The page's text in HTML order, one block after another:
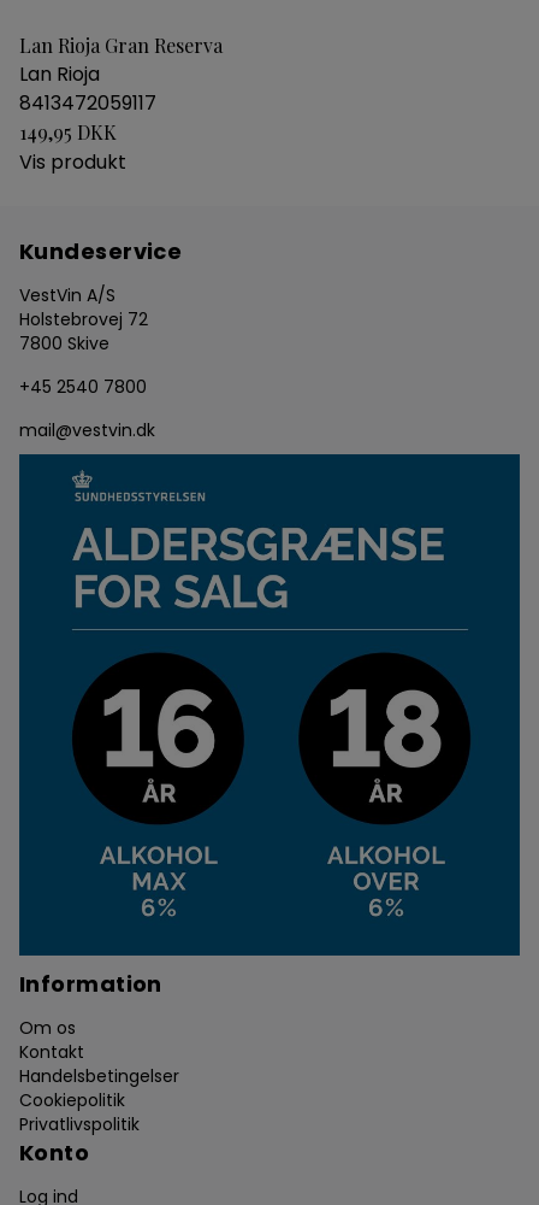
Lan Rioja Gran Reserva
Lan Rioja
8413472059117
149,95 DKK
Vis produkt
Kundeservice
VestVin A/S
Holstebrovej 72
7800 Skive
+45 2540 7800
mail@vestvin.dk
Information
Om os
Kontakt
Handelsbetingelser
Cookiepolitik
Privatlivspolitik
Konto
Log ind